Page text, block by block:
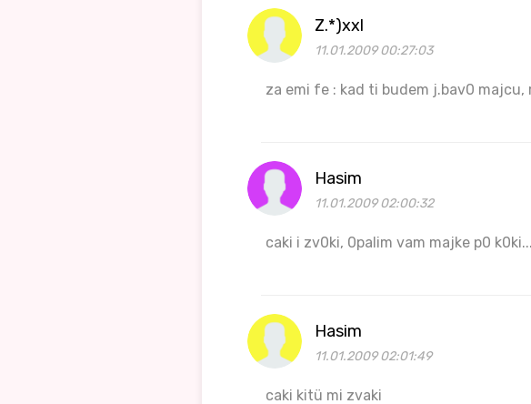
Z.*)xxl
11.01.2009 00:27:03
za emi fe : kad ti budem j.bav0
Hasim
11.01.2009 02:00:32
caki i zv0ki, 0palim vam majke p0
Hasim
11.01.2009 02:01:49
caki kitü mi zvaki